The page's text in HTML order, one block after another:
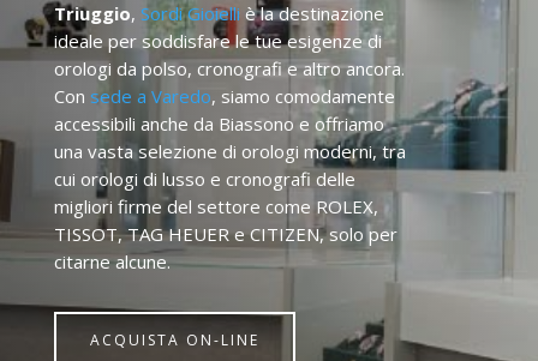
Triuggio, Sordi Gioielli è la destinazione
ideale per soddisfare le tue esigenze di
orologi da polso, cronografi e altro ancora.
Con sede a Varedo, siamo comodamente
accessibili anche da Biassono e offriamo
una vasta selezione di orologi moderni, tra
cui orologi di lusso e cronografi delle
migliori firme del settore come ROLEX,
TISSOT, TAG HEUER e CITIZEN, solo per
citarne alcune.
ACQUISTA ON-LINE